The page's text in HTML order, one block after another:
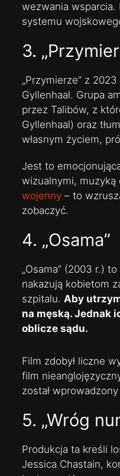
wezwania wsparcia.
systemu
3.
„Przymierze” z
Gyllenhaal. Grupa
przez Talibów, z
Gyllenhaal) oraz
własnym życiem,
Jest to
wizualnymi, muzyką
wojenny – to
zobaczyć.
4. „Osama”
„Osama” (2003 r.)
nakazują kobietom
szpitalu. Aby
na męską. Jednak
oblicze sądu.
Film zdobył liczne
film
został
5. „Wróg
Produkcja ta kreśli
Jessica Chastain,